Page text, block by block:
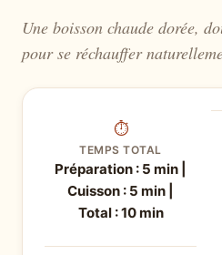
Une boisson chaude dorée,
pour se réchauffer
⏱
TEMPS TOTAL
Préparation : 5 min |
Cuisson : 5 min |
Total : 10 min